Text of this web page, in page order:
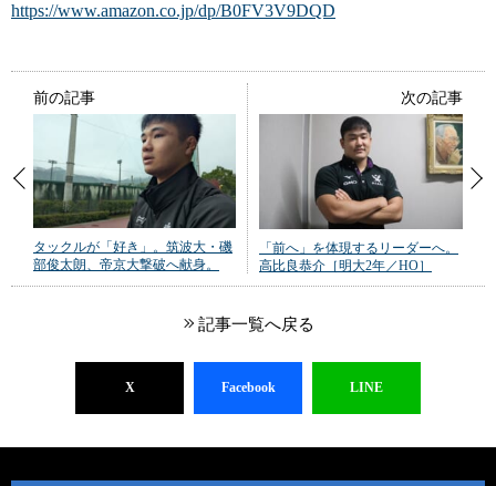
https://www.amazon.co.jp/dp/B0FV3V9DQD
前の記事
タックルが「好き」。筑波大・磯
部俊太朗、帝京大撃破へ献身。
次の記事
「前へ」を体現するリーダーへ。
高比良恭介［明大2年／HO］
記事一覧へ戻る
X Facebook LINE